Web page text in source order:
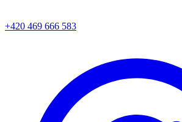
+420 469 666 583